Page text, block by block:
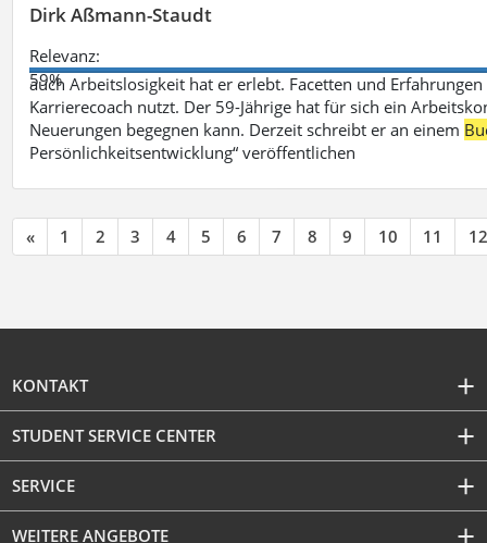
Dirk Aßmann-Staudt
Relevanz:
59%
auch Arbeitslosigkeit hat er erlebt. Facetten und
Karrierecoach nutzt. Der 59-Jährige hat für sich ein
Neuerungen begegnen kann. Derzeit schreibt er an einem
Persönlichkeitsentwicklung“ veröffentlichen
« 1 2 3 4 5 6 7 8 9 10 11 12
KONTAKT
STUDENT SERVICE CENTER
SERVICE
WEITERE ANGEBOTE